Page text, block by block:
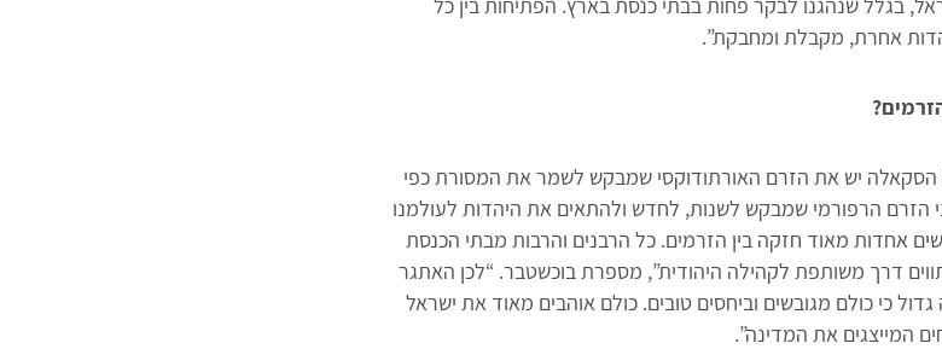
אחרת, מקבלת ומחבקת”.
יש את הזרם האורתודוקסי שמבקש לשמר את המסורת כפי
הזרם הרפורמי שמבקש לשנות, לחדש ולהתאים את היהדות לעולמנו
אחדות מאוד חזקה בין הזרמים. כל הרבנים והרבות מבתי הכנסת
דרך משותפת לקהילה היהודית”, מספרת בוכשטבר. “לכן האתגר
כי כולם מגובשים וביחסים טובים. כולם אוהבים מאוד את ישראל
המייצגים את המדינה”.